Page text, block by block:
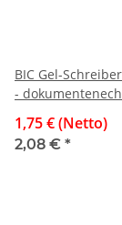
BIC Gel-
-
1,75 € (Netto)
2,08 € *